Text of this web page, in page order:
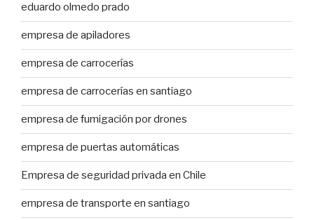
eduardo olmedo prado
empresa de apiladores
empresa de carrocerías
empresa de carrocerías en santiago
empresa de fumigación por drones
empresa de puertas automáticas
Empresa de seguridad privada en Chile
empresa de transporte en santiago